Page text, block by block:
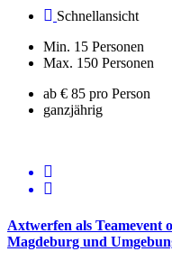
Schnellansicht
Min. 15 Personen
Max. 150 Personen
ab € 85 pro Person
ganzjährig
Axtwerfen als Teamevent
Magdeburg und